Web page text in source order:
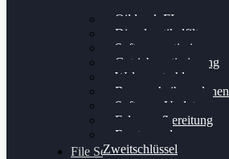
Oildruck FIx
Dieselpartikelfilter
Softwareoptimierung
Getriebeoptimierung
Walnussstrahlen
Bremsscheiben planen
Software Update
Felgenaufbereitung
Ersatz- und
Zweitschlüssel
File Service